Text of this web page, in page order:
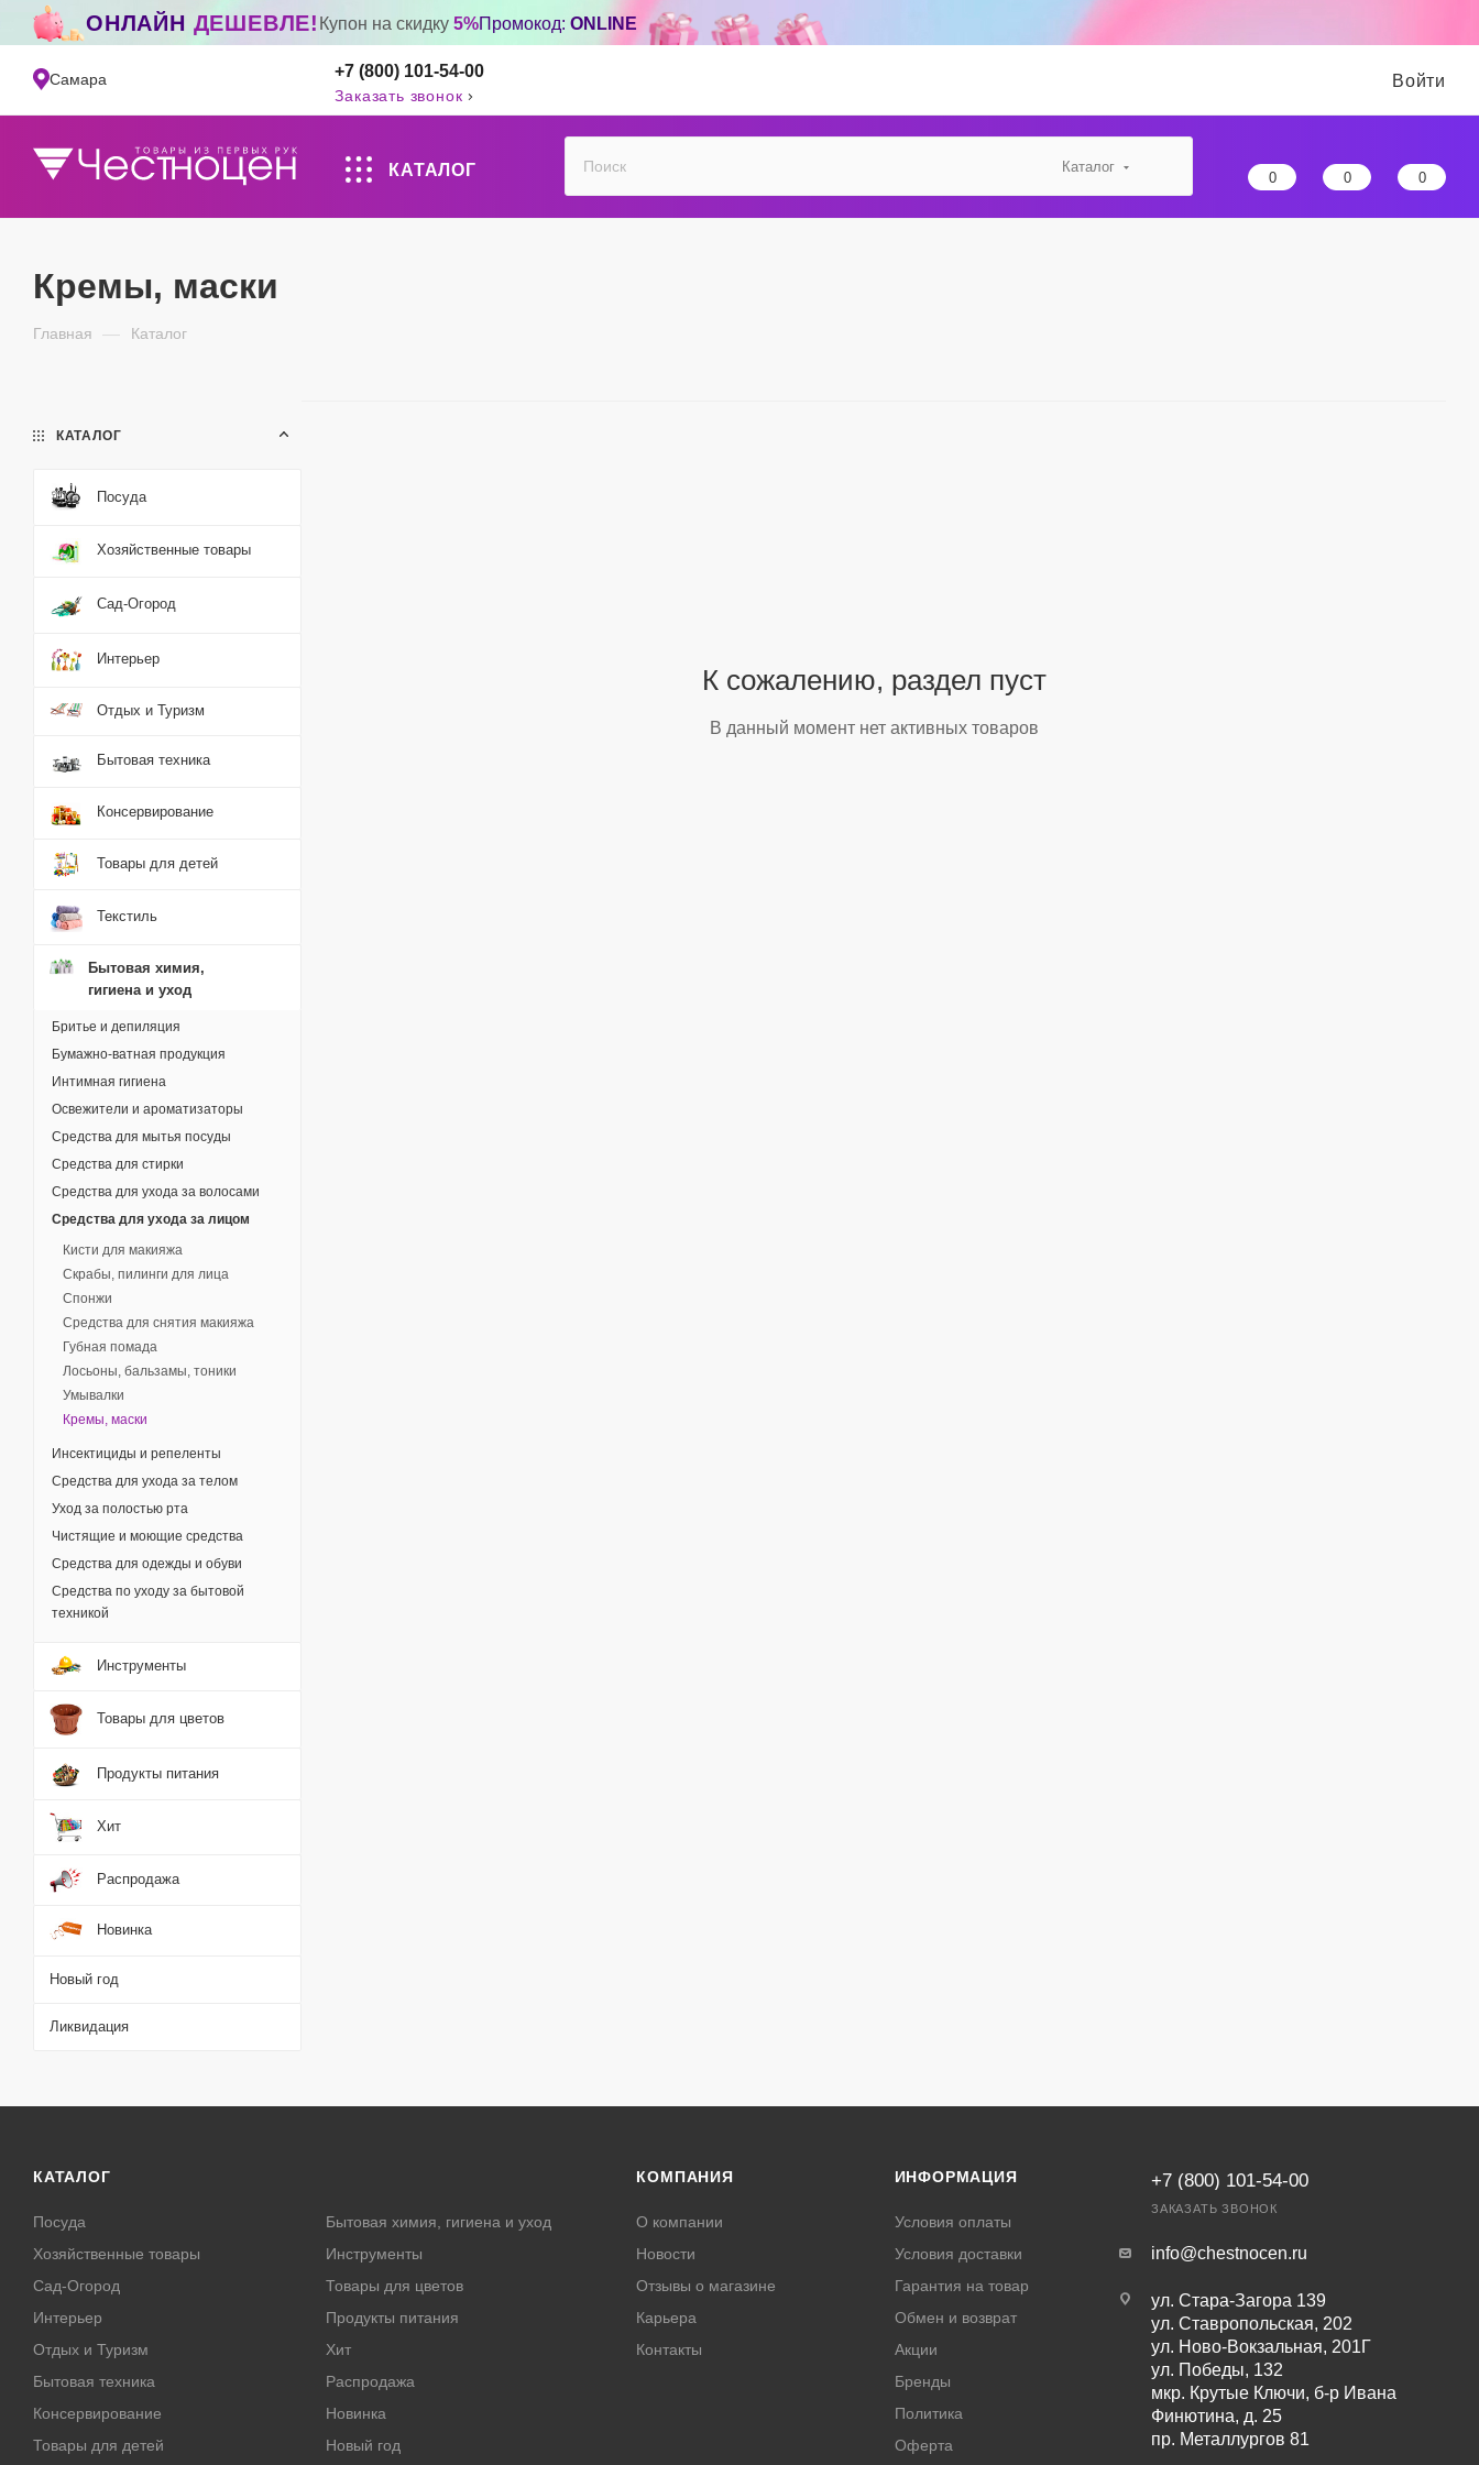
ОНЛАЙН ДЕШЕВЛЕ! Купон на скидку5%Промокод:ONLINE
Самара +7 (800) 101-54-00
Заказать звонок
Войти
КАТАЛОГ Каталог
0 0 0
Кремы, маски
Главная — Каталог
К сожалению, раздел пуст
В данный момент нет активных товаров
КАТАЛОГ
Посуда
Хозяйственные товары
Сад-Огород
Интерьер
Отдых и Туризм
Бытовая техника
Консервирование
Товары для детей
Текстиль
Бытовая химия,
гигиена и уход
Бритье и депиляция
Бумажно-ватная продукция
Интимная гигиена
Освежители и ароматизаторы
Средства для мытья посуды
Средства для стирки
Средства для ухода за волосами
Средства для ухода за лицом
Кисти для макияжа
Скрабы, пилинги для лица
Спонжи
Средства для снятия макияжа
Губная помада
Лосьоны, бальзамы, тоники
Умывалки
Кремы, маски
Инсектициды и репеленты
Средства для ухода за телом
Уход за полостью рта
Чистящие и моющие средства
Средства для одежды и обуви
Средства по уходу за бытовой
техникой
Инструменты
Товары для цветов
Продукты питания
Хит
Распродажа
Новинка
Новый год
Ликвидация
КАТАЛОГ
Посуда
Хозяйственные товары
Сад-Огород
Интерьер
Отдых и Туризм
Бытовая техника
Консервирование
Товары для детей
Бытовая химия, гигиена и уход
Инструменты
Товары для цветов
Продукты питания
Хит
Распродажа
Новинка
Новый год
КОМПАНИЯ
О компании
Новости
Отзывы о магазине
Карьера
Контакты
ИНФОРМАЦИЯ
Условия оплаты
Условия доставки
Гарантия на товар
Обмен и возврат
Акции
Бренды
Политика
Оферта
+7 (800) 101-54-00
ЗАКАЗАТЬ ЗВОНОК
info@chestnocen.ru
ул. Стара-Загора 139
ул. Ставропольская, 202
ул. Ново-Вокзальная, 201Г
ул. Победы, 132
мкр. Крутые Ключи, б-р Ивана
Финютина, д. 25
пр. Металлургов 81